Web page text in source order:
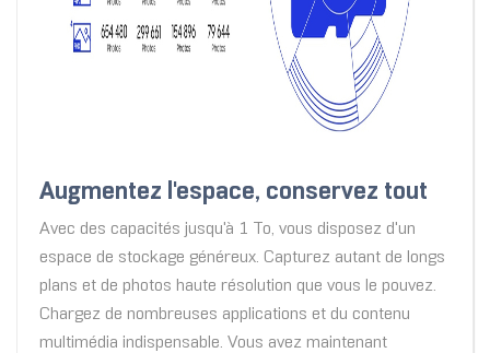
Augmentez l'espace, conservez tout
Avec des capacités jusqu'à 1 To, vous disposez d'un
espace de stockage généreux. Capturez autant de longs
plans et de photos haute résolution que vous le pouvez.
Chargez de nombreuses applications et du contenu
multimédia indispensable. Vous avez maintenant